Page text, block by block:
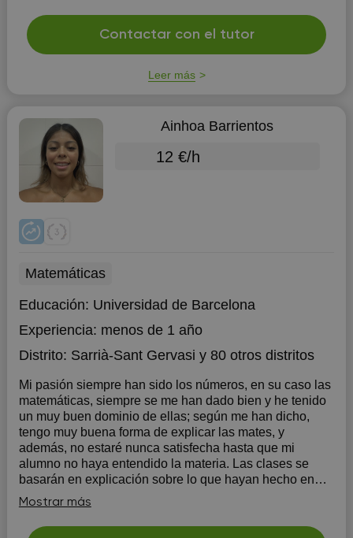
Contactar con el tutor
Leer más
Ainhoa Barrientos
12 €/h
Matemáticas
Educación: Universidad de Barcelona
Experiencia: menos de 1 año
Distrito: Sarrià-Sant Gervasi y 80 otros distritos
Mi pasión siempre han sido los números, en su caso las
matemáticas, siempre se me han dado bien y he tenido
un muy buen dominio de ellas; según me han dicho,
tengo muy buena forma de explicar las mates, y
además, no estaré nunca satisfecha hasta que mi
alumno no haya entendido la materia. Las clases se
basarán en explicación sobre lo que hayan hecho en
clase o dudas que tenga y cosas que no acabe de
entender, y después, se procederá a hacer ejercicios
relacionados con el temario.
Mostrar más